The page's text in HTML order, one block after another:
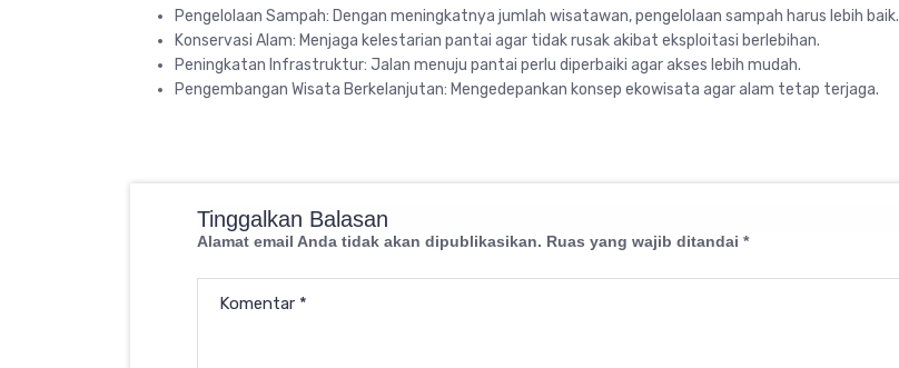
Pengelolaan Sampah: Dengan meningkatnya jumlah wisatawan, pengelolaan sampah harus lebih baik.
Konservasi Alam: Menjaga kelestarian pantai agar tidak rusak akibat eksploitasi berlebihan.
Peningkatan Infrastruktur: Jalan menuju pantai perlu diperbaiki agar akses lebih mudah.
Pengembangan Wisata Berkelanjutan: Mengedepankan konsep ekowisata agar alam tetap terjaga.
Tinggalkan Balasan
Alamat email Anda tidak akan dipublikasikan. Ruas yang wajib ditandai *
Komentar *